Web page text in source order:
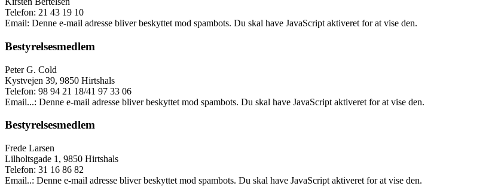
Telefon: 21 43 19 10
Email: Denne e-mail adresse bliver beskyttet mod spambots. Du skal have JavaScript aktiveret for at vise den.
Bestyrelsesmedlem
Peter G. Cold
Kystvejen 39, 9850 Hirtshals
Telefon: 98 94 21 18/41 97 33 06
Email...: Denne e-mail adresse bliver beskyttet mod spambots. Du skal have JavaScript aktiveret for at vise den.
Bestyrelsesmedlem
Frede Larsen
Lilholtsgade 1, 9850 Hirtshals
Telefon: 31 16 86 82
Email..: Denne e-mail adresse bliver beskyttet mod spambots. Du skal have JavaScript aktiveret for at vise den.